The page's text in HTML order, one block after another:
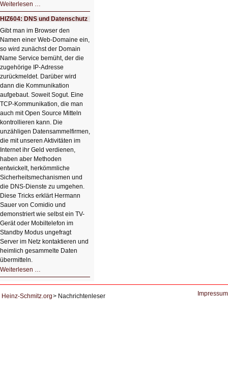
Weiterlesen …
Der
Ausbruch
der
KI
HIZ604: DNS und Datenschutz
Gibt man im Browser den
Namen einer Web-Domaine ein,
so wird zunächst der Domain
Name Service bemüht, der die
zugehörige IP-Adresse
zurückmeldet. Darüber wird
dann die Kommunikation
aufgebaut. Soweit Sogut. Eine
TCP-Kommunikation, die man
auch mit Open Source Mitteln
kontrollieren kann. Die
unzähligen Datensammelfirmen,
die mit unseren Aktivitäten im
Internet ihr Geld verdienen,
haben aber Methoden
entwickelt, herkömmliche
Sicherheitsmechanismen und
die DNS-Dienste zu umgehen.
Diese Tricks erklärt Hermann
Sauer von Comidio und
demonstriert wie selbst ein TV-
Gerät oder Mobiltelefon im
Standby Modus ungefragt
Server im Netz kontaktieren und
heimlich gesammelte Daten
übermitteln.
Weiterlesen …
DNS
Heinz-Schmitz.org
Nachrichtenleser Impressum